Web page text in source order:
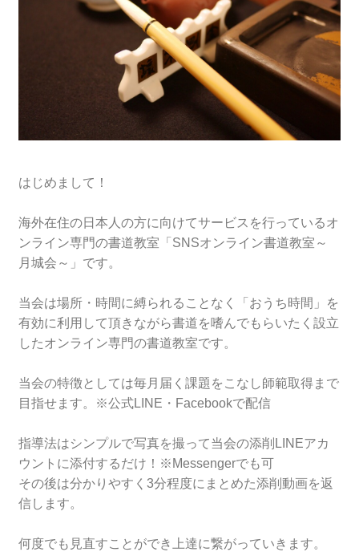
はじめまして！
海外在住の日本人の方に向けてサービスを行っているオ
ンライン専門の書道教室「SNSオンライン書道教室～
月城会～」です。
当会は場所・時間に縛られることなく「おうち時間」を
有効に利用して頂きながら書道を嗜んでもらいたく設立
したオンライン専門の書道教室です。
当会の特徴としては毎月届く課題をこなし師範取得まで
目指せます。※公式LINE・Facebookで配信
指導法はシンプルで写真を撮って当会の添削LINEアカ
ウントに添付するだけ！※Messengerでも可
その後は分かりやすく3分程度にまとめた添削動画を返
信します。
何度でも見直すことができ上達に繋がっていきます。